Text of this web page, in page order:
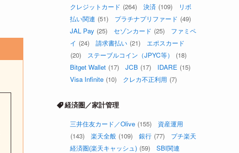
クレジットカード (264) 決済 (109)
リボ
払い関連 (51) プラチナプリファード (49)
JAL Pay (25) セゾンカード (25)
ファミペ
イ (24) 請求書払い (21)
エポスカード
(20)
ステーブルコイン（JPYC等）
(18)
Bitget Wallet (17) JCB (17) IDARE (15)
Visa Infinite (10) クレカ不正利用 (7)
経済圏／家計管理
三井住友カード／Olive (155)
資産運用
(143)
楽天全般 (109) 銀行 (77)
プチ楽天
経済圏(楽天キャッシュ) (59)
SBI関連